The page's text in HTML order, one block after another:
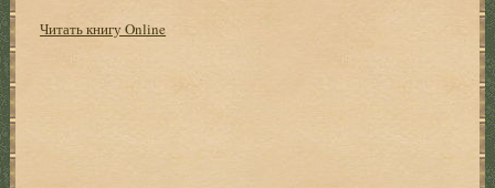
Читать книгу Online